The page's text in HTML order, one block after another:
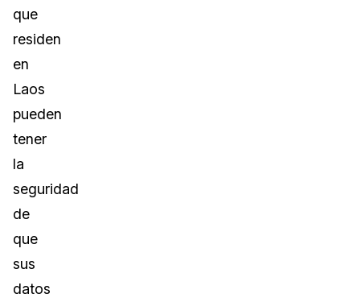
que
residen
en
Laos
pueden
tener
la
seguridad
de
que
sus
datos